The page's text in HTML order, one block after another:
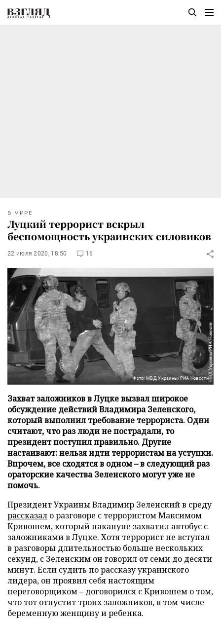
В МИРЕ
Луцкий террорист вскрыл
беспомощность украинских силовиков
22 июля 2020, 18:50 16
Фото: МВД Украины/РИА Новости
Захват заложников в Луцке вызвал широкое
обсуждение действий Владимира Зеленского,
который выполнил требование террориста. Одни
считают, что раз люди не пострадали, то
президент поступил правильно. Другие
настаивают: нельзя идти террористам на уступки.
Впрочем, все сходятся в одном – в следующий раз
ораторские качества Зеленского могут уже не
помочь.
Президент Украины Владимир Зеленский в среду
рассказал о разговоре с террористом Максимом
Кривошем, который накануне захватил автобус с
заложниками в Луцке. Хотя террорист не вступал
в разговоры длительностью больше нескольких
секунд, с Зеленским он говорил от семи до десяти
минут. Если судить по рассказу украинского
лидера, он проявил себя настоящим
переговорщиком – договорился с Кривошем о том,
что тот отпустит троих заложников, в том числе
беременную женщину и ребенка.